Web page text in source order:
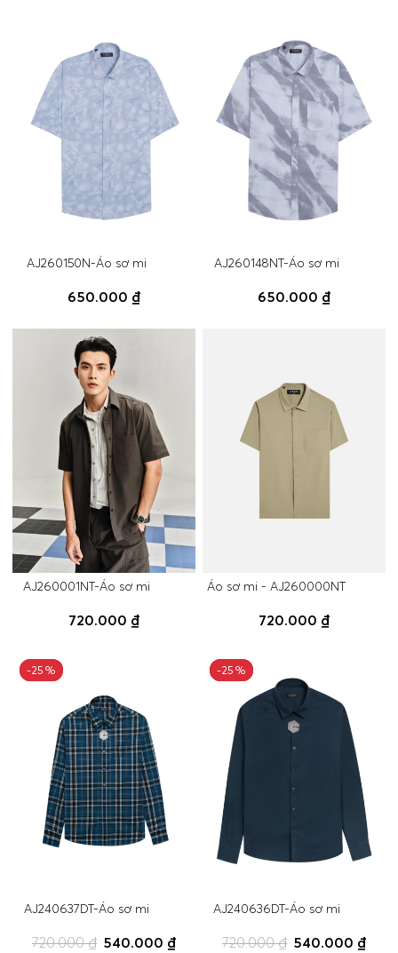
AJ260150N-Áo sơ mi
650.000 ₫
AJ260148NT-Áo sơ mi
650.000 ₫
AJ260001NT-Áo sơ mi
720.000 ₫
Áo sơ mi - AJ260000NT
720.000 ₫
AJ240637DT-Áo sơ mi
540.000 ₫
-25%
-25%
720.000 ₫
AJ240636DT-Áo sơ mi
540.000 ₫
-25%
-25%
720.000 ₫